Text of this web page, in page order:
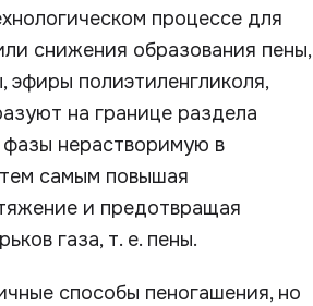
процессе для
снижения образования пены,
эфиры полиэтиленгликоля,
на границе раздела
нерастворимую в
самым повышая
и предотвращая
газа, т. е. пены.
способы пеногашения, но